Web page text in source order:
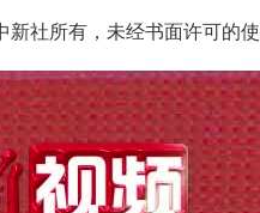
社所有，未经书面许可的